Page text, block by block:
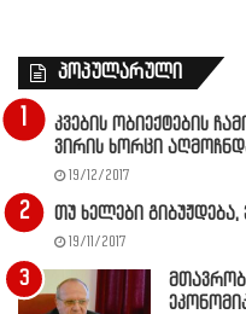
პოპულარული
კვების ობიექტების
ვირის ხორცი
19/12/2017
თუ ხელები
19/11/2017